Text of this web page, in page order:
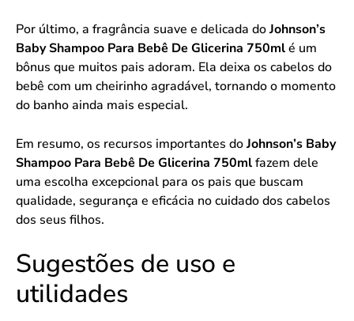
Por último, a fragrância suave e delicada doJohnson’s
Baby Shampoo Para Bebê De Glicerina 750mlé um
bônus que muitos pais adoram. Ela deixa os cabelos do
bebê com um cheirinho agradável, tornando o momento
do banho ainda mais especial.
Em resumo, os recursos importantes doJohnson’s Baby
Shampoo Para Bebê De Glicerina 750mlfazem dele
uma escolha excepcional para os pais que buscam
qualidade, segurança e eficácia no cuidado dos cabelos
dos seus filhos.
Sugestões de uso e
utilidades